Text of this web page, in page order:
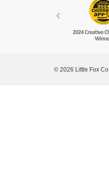
© 2026 Little Fox